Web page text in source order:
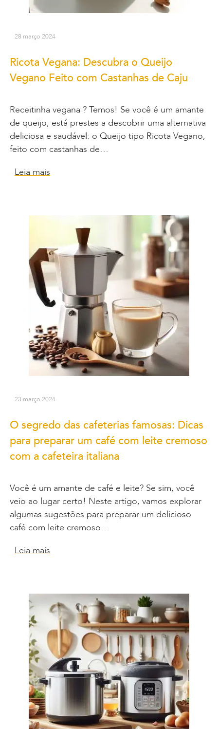
28 março 2024
Ricota Vegana: Descubra o Queijo
Vegano Feito com Castanhas de Caju
Receitinha vegana ? Temos! Se você é um amante
de queijo, está prestes a descobrir uma alternativa
deliciosa e saudável: o Queijo tipo Ricota Vegano,
feito com castanhas de…
Leia mais
23 março 2024
O segredo das cafeterias famosas: Dicas
para preparar um café com leite cremoso
com a cafeteira italiana
Você é um amante de café e leite? Se sim, você
veio ao lugar certo! Neste artigo, vamos explorar
algumas sugestões para preparar um delicioso
café com leite cremoso…
Leia mais